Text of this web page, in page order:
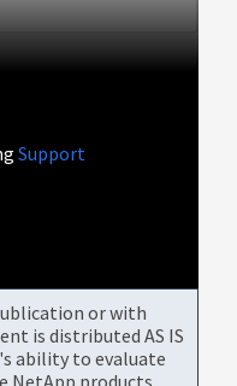
Support
or with
is distributed AS IS
ability to evaluate
NetApp products